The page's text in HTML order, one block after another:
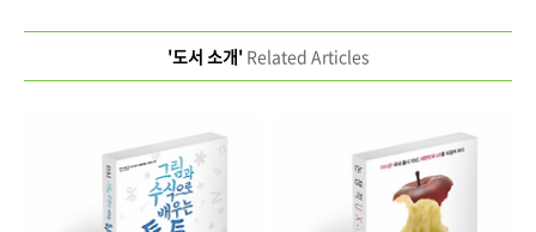
'도서 소개'Related Articles